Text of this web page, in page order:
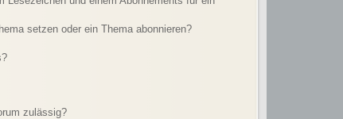
setzen oder ein Thema abonnieren?
zulässig?